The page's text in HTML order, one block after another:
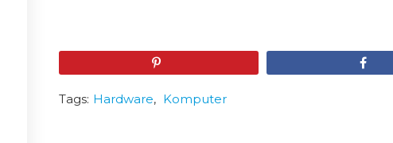
Tags: Hardware, Komputer